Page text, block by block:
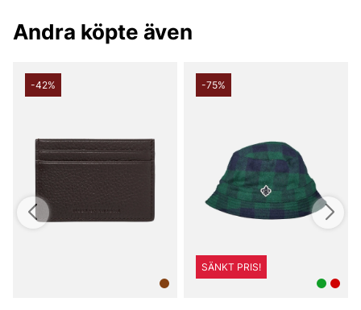
Andra köpte även
-42% -75%
SÄNKT PRIS!